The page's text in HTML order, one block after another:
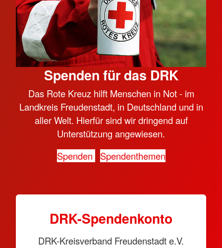
Spenden für das DRK
Das Rote Kreuz hilft Menschen in Not - im
Landkreis Freudenstadt, in Deutschland und in
aller Welt. Hierfür sind wir dringend auf
Unterstützung angewiesen.
Spenden
Spendenthemen
DRK-Spendenkonto
DRK-Kreisverband Freudenstadt e.V.